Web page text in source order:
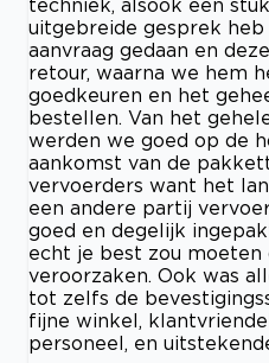
techniek, alsook een
uitgebreide gesprek
aanvraag gedaan en
retour, waarna we hem
goedkeuren en het
bestellen. Van het
werden we goed op de
aankomst van de
vervoerders want het
een andere partij
goed en degelijk
echt je best zou moeten
veroorzaken. Ook was
tot zelfs de
fijne winkel,
personeel, en